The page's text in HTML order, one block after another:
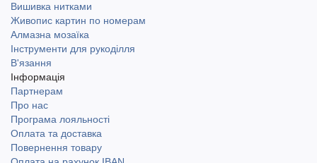
Вишивка нитками
Живопис картин по номерам
Алмазна мозаїка
Інструменти для рукоділля
В'язання
Інформація
Партнерам
Про нас
Програма лояльності
Оплата та доставка
Повернення товару